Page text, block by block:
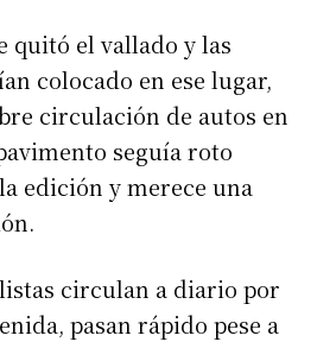
quitó el vallado y las
colocado en ese lugar,
circulación de autos en
seguía roto
edición y merece una
circulan a diario por
pasan rápido pese a